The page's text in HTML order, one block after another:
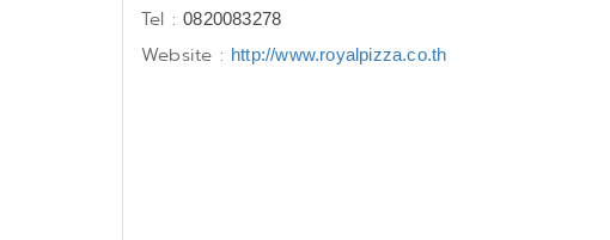
Tel :0820083278
Website : http://www.royalpizza.co.th